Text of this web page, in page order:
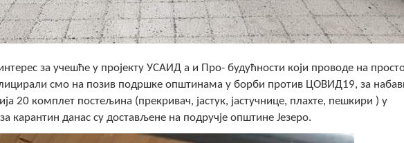
за учешће у пројекту УСАИД а и Про- будућности који проводе на
смо на позив подршке општинама у борби против ЦОВИД19, за
20 комплет постељина (прекривач, јастук, јастучнице, плахте, пешкири ) у
карантин данас су достављене на подручје општине Језеро.